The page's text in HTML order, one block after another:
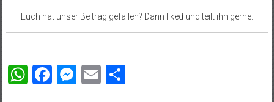
Euch hat unser Beitrag gefallen? Dann liked und teilt ihn gerne.
WhatsApp
Facebook
Messenger
EmailTeilen